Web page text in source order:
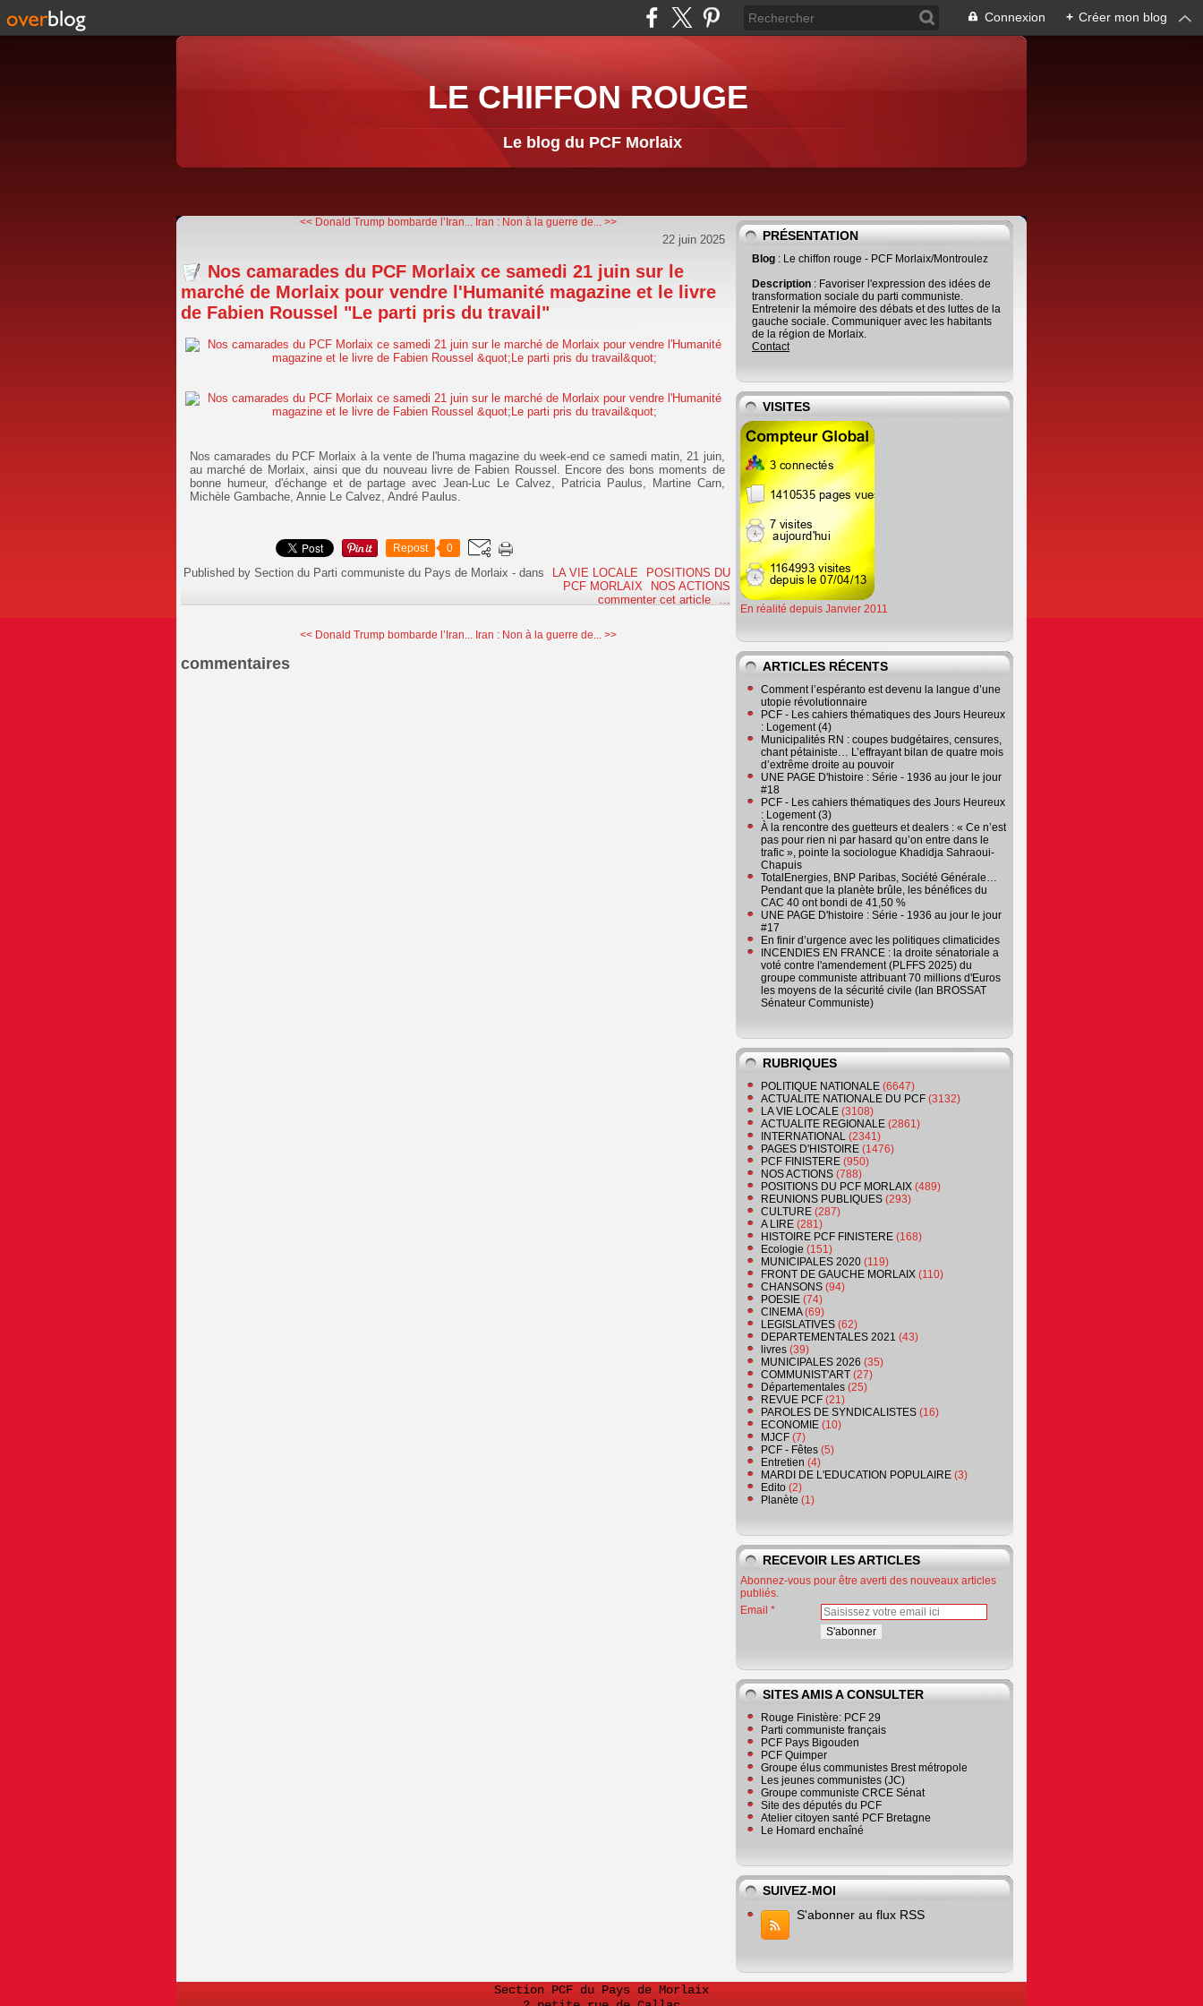
Connexion + Créer mon blog
LE CHIFFON ROUGE
Le blog du PCF Morlaix
<< Donald Trump bombarde l’Iran... Iran : Non à la guerre de... >>
22 juin 2025
Nos camarades du PCF Morlaix ce samedi 21 juin sur le
marché de Morlaix pour vendre l'Humanité magazine et le livre
de Fabien Roussel "Le parti pris du travail"
Nos camarades du PCF Morlaix à la vente de l'huma magazine du week-end ce samedi matin, 21 juin,
au marché de Morlaix, ainsi que du nouveau livre de Fabien Roussel. Encore des bons moments de
bonne humeur, d'échange et de partage avec Jean-Luc Le Calvez, Patricia Paulus, Martine Carn,
Michèle Gambache, Annie Le Calvez, André Paulus.
Repost 0
Published by Section du Parti communiste du Pays de Morlaix -dans LA VIE LOCALE
POSITIONS DU
PCF MORLAIX
NOS ACTIONS
commenter cet article
…
<< Donald Trump bombarde l’Iran... Iran : Non à la guerre de... >>
commentaires
PRÉSENTATION
Blog : Le chiffon rouge - PCF Morlaix/Montroulez
Description : Favoriser l'expression des idées de
transformation sociale du parti communiste.
Entretenir la mémoire des débats et des luttes de la
gauche sociale. Communiquer avec les habitants
de la région de Morlaix.
Contact
VISITES
En réalité depuis Janvier 2011
ARTICLES RÉCENTS
Comment l’espéranto est devenu la langue d’une
utopie révolutionnaire
PCF - Les cahiers thématiques des Jours Heureux
: Logement (4)
Municipalités RN : coupes budgétaires, censures,
chant pétainiste… L’effrayant bilan de quatre mois
d’extrême droite au pouvoir
UNE PAGE D'histoire : Série - 1936 au jour le jour
#18
PCF - Les cahiers thématiques des Jours Heureux
: Logement (3)
À la rencontre des guetteurs et dealers : « Ce n’est
pas pour rien ni par hasard qu’on entre dans le
trafic », pointe la sociologue Khadidja Sahraoui-
Chapuis
TotalEnergies, BNP Paribas, Société Générale…
Pendant que la planète brûle, les bénéfices du
CAC 40 ont bondi de 41,50 %
UNE PAGE D'histoire : Série - 1936 au jour le jour
#17
En finir d’urgence avec les politiques climaticides
INCENDIES EN FRANCE : la droite sénatoriale a
voté contre l'amendement (PLFFS 2025) du
groupe communiste attribuant 70 millions d'Euros
les moyens de la sécurité civile (Ian BROSSAT
Sénateur Communiste)
RUBRIQUES
POLITIQUE NATIONALE (6647)
ACTUALITE NATIONALE DU PCF (3132)
LA VIE LOCALE (3108)
ACTUALITE REGIONALE (2861)
INTERNATIONAL (2341)
PAGES D'HISTOIRE (1476)
PCF FINISTERE (950)
NOS ACTIONS (788)
POSITIONS DU PCF MORLAIX (489)
REUNIONS PUBLIQUES (293)
CULTURE (287)
A LIRE (281)
HISTOIRE PCF FINISTERE (168)
Ecologie (151)
MUNICIPALES 2020 (119)
FRONT DE GAUCHE MORLAIX (110)
CHANSONS (94)
POESIE (74)
CINEMA(69)
LEGISLATIVES (62)
DEPARTEMENTALES 2021 (43)
livres (39)
MUNICIPALES 2026 (35)
COMMUNIST'ART (27)
Départementales (25)
REVUE PCF (21)
PAROLES DE SYNDICALISTES (16)
ECONOMIE (10)
MJCF (7)
PCF - Fêtes (5)
Entretien (4)
MARDI DE L'EDUCATION POPULAIRE (3)
Edito (2)
Planète (1)
RECEVOIR LES ARTICLES
Abonnez-vous pour être averti des nouveaux articles
publiés.
Email
SITES AMIS A CONSULTER
Rouge Finistère: PCF 29
Parti communiste français
PCF Pays Bigouden
PCF Quimper
Groupe élus communistes Brest métropole
Les jeunes communistes (JC)
Groupe communiste CRCE Sénat
Site des députés du PCF
Atelier citoyen santé PCF Bretagne
Le Homard enchaîné
SUIVEZ-MOI
S'abonner au flux RSS
Section PCF du Pays de Morlaix